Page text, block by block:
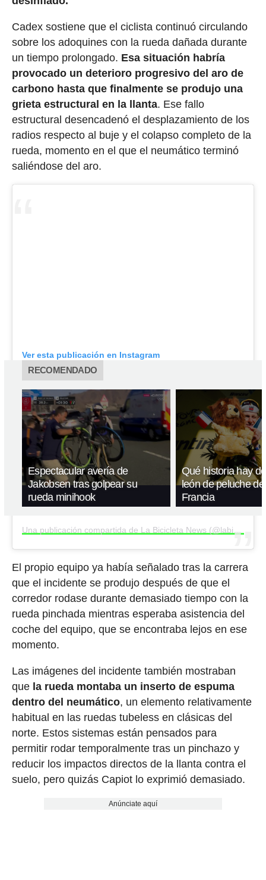
Cadex sostiene que el ciclista continuó circulando
sobre los adoquines con la rueda dañada durante
un tiempo prolongado. Esa situación habría
provocado un deterioro progresivo del aro de
carbono hasta que finalmente se produjo una
grieta estructural en la llanta. Ese fallo
estructural desencadenó el desplazamiento de los
radios respecto al buje y el colapso completo de la
rueda, momento en el que el neumático terminó
saliéndose del aro.
Ver esta publicación en Instagram
RECOMENDADO
Espectacular avería de
Jakobsen tras golpear su
rueda minihook
Qué historia hay
león de peluche
Francia
El propio equipo ya había señalado tras la carrera
que el incidente se produjo después de que el
corredor rodase durante demasiado tiempo con la
rueda pinchada mientras esperaba asistencia del
coche del equipo, que se encontraba lejos en ese
momento.
Las imágenes del incidente también mostraban
que la rueda montaba un inserto de espuma
dentro del neumático, un elemento relativamente
habitual en las ruedas tubeless en clásicas del
norte. Estos sistemas están pensados para
permitir rodar temporalmente tras un pinchazo y
reducir los impactos directos de la llanta contra el
suelo, pero quizás Capiot lo exprimió demasiado.
Anúnciate aquí